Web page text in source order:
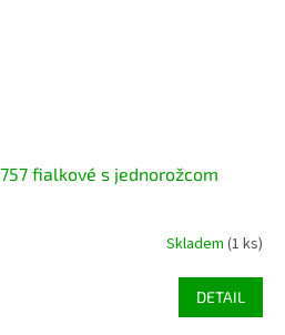
fialkové s jednorožcom
Skladem (1 ks)
DETAIL